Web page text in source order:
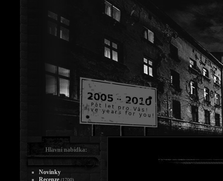
Hlavní nabídka:
Novinky
Recenze (1700)